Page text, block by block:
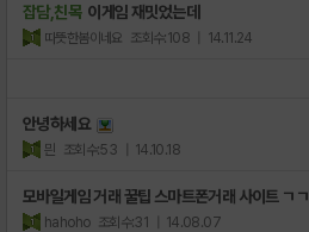
잡담,친목 이게임 재밋었는데
따뜻한봄이네요 조회수:108 | 14.11.24
안녕하세요
믠 조회수:53 | 14.10.18
모바일게임 거래 꿀팁 스마트폰거래 사이트 ㄱㄱ
hahoho 조회수:31 | 14.08.07